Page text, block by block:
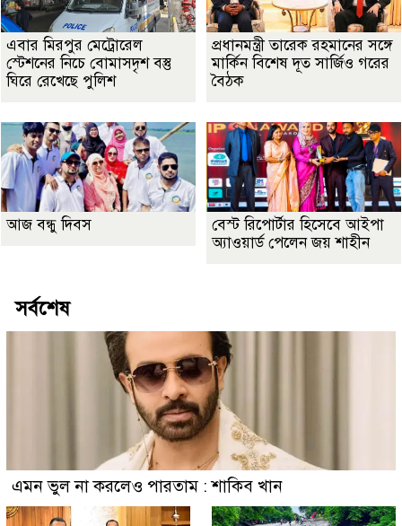
এবার মিরপুর মেট্রোরেল
স্টেশনের নিচে বোমাসদৃশ বস্তু
ঘিরে রেখেছে পুলিশ
প্রধানমন্ত্রী তারেক রহমানের সঙ্গে
মার্কিন বিশেষ দূত সার্জিও গরের
বৈঠক
আজ বন্ধু দিবস
বেস্ট রিপোর্টার হিসেবে আইপা
অ্যাওয়ার্ড পেলেন জয় শাহীন
সর্বশেষ
এমন ভুল না করলেও পারতাম : শাকিব খান